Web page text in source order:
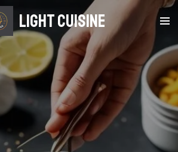
light Cuisine